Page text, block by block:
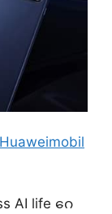
AI life ဂေ